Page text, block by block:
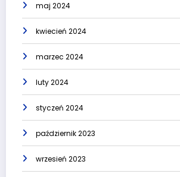
maj 2024
kwiecień 2024
marzec 2024
luty 2024
styczeń 2024
październik 2023
wrzesień 2023